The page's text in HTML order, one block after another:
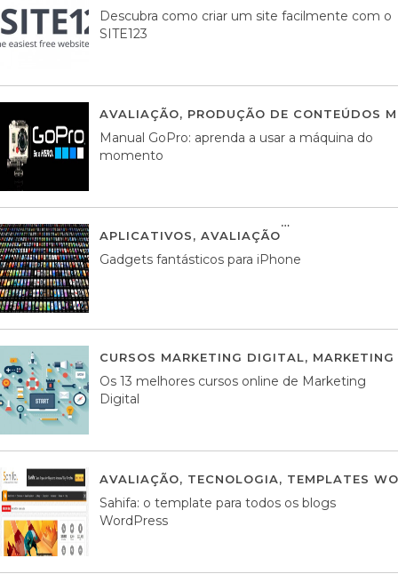
Descubra como criar um site facilmente com o
SITE123
AVALIAÇÃO, PRODUÇÃO DE CONTEÚDOS
Manual GoPro: aprenda a usar a máquina do
momento
APLICATIVOS, AVALIAÇÃO
Gadgets fantásticos para iPhone
CURSOS MARKETING DIGITAL,
Os 13 melhores cursos online de Marketing
Digital
AVALIAÇÃO, TECNOLOGIA, TEMPLATES
Sahifa: o template para todos os blogs
WordPress